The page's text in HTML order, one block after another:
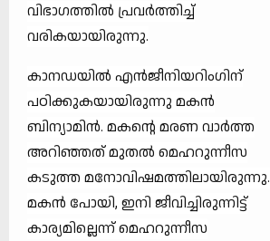
വിഭാഗത്തില്‍ പ്രവര്‍ത്തിച്ച്
വരികയായിരുന്നു.
കാനഡയില്‍ എന്‍ജീനിയറിംഗിന്
പഠിക്കുകയായിരുന്നു മകന്‍
ബിന്യാമിന്‍. മകന്റെ മരണ വാര്‍ത്ത
അറിഞ്ഞത് മുതല്‍ മെഹറുന്നീസ
കടുത്ത മനോവിഷമത്തിലായിരുന്നു.
മകന്‍ പോയി, ഇനി ജീവിച്ചിരുന്നിട്ട്
കാര്യമില്ലെന്ന് മെഹറുന്നീസ